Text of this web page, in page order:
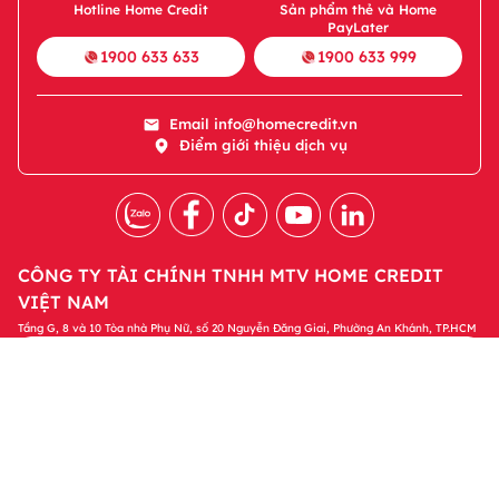
Hotline Home Credit
1900 633 633
Sản phẩm thẻ và Home
PayLater
1900 633 999
Email info@homecredit.vn
Điểm giới thiệu dịch vụ
CÔNG TY TÀI CHÍNH TNHH MTV HOME CREDIT
VIỆT NAM
Tầng G, 8 và 10 Tòa nhà Phụ Nữ, số 20 Nguyễn Đăng Giai, Phường An Khánh, TP.HCM